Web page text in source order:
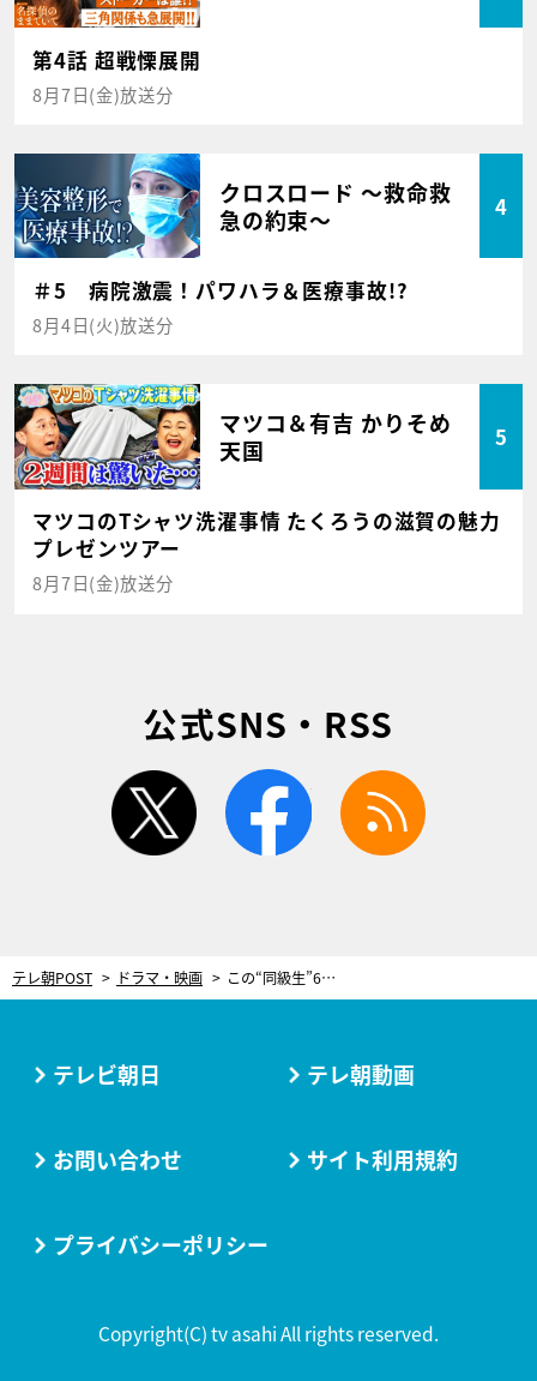
第4話 超戦慄展開
8月7日(金)放送分
クロスロード ～救命救
急の約束～
4
＃5 病院激震！パワハラ＆医療事故!?
8月4日(火)放送分
マツコ＆有吉 かりそめ
天国
5
マツコのTシャツ洗濯事情 たくろうの滋賀の魅力
プレゼンツアー
8月7日(金)放送分
公式SNS・RSS
twitter facebook
テレ朝POST ドラマ・映画 この“同級生”6人のうち1人が命を落とす…。ドラマ『愛しい嘘～優しい闇～』ついにスタート！
テレビ朝日 テレ朝動画
お問い合わせ サイト利用規約
プライバシーポリシー
Copyright(C) tv asahi All rights reserved.